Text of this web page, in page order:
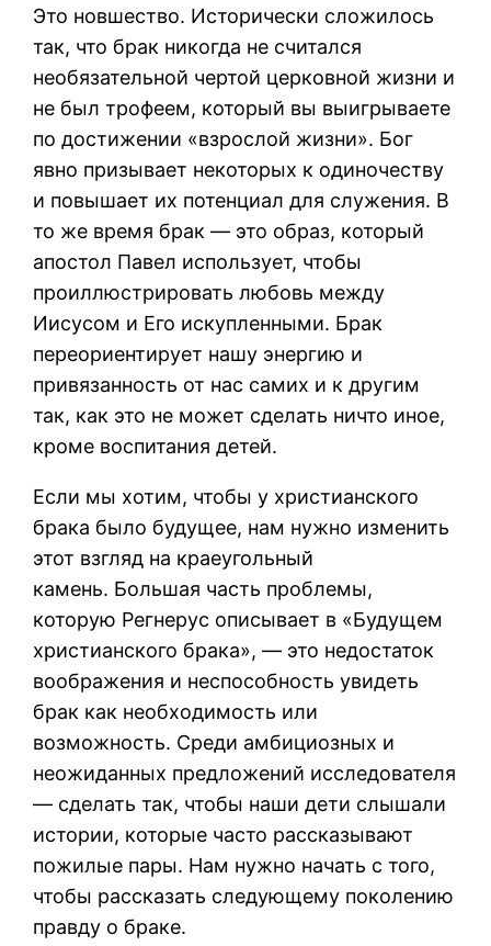
Это новшество. Исторически сложилось
так, что брак никогда не считался
необязательной чертой церковной жизни и
не был трофеем, который вы выигрываете
по достижении «взрослой жизни». Бог
явно призывает некоторых к одиночеству
и повышает их потенциал для служения. В
то же время брак — это образ, который
апостол Павел использует, чтобы
проиллюстрировать любовь между
Иисусом и Его искупленными. Брак
переориентирует нашу энергию и
привязанность от нас самих и к другим
так, как это не может сделать ничто иное,
кроме воспитания детей.
Если мы хотим, чтобы у христианского
брака было будущее, нам нужно изменить
этот взгляд на краеугольный
камень. Большая часть проблемы,
которую Регнерус описывает в «Будущем
христианского брака», — это недостаток
воображения и неспособность увидеть
брак как необходимость или
возможность. Среди амбициозных и
неожиданных предложений исследователя
— сделать так, чтобы наши дети слышали
истории, которые часто рассказывают
пожилые пары. Нам нужно начать с того,
чтобы рассказать следующему поколению
правду о браке.